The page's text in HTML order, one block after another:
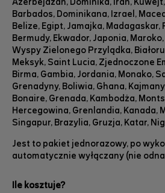
Azerbejdżan, Dominika, Iran,
Barbados, Dominikana, Izrael,
Belize, Egipt, Jamajka, Madagaskar,
Bermudy, Ekwador, Japonia,
Wyspy Zielonego Przylądka,
Meksyk, Saint Lucia, Zjednoczone
Birma, Gambia, Jordania, Monako,
Grenadyny, Boliwia, Ghana,
Bonaire, Grenada, Kambodża,
Hercegowina, Grenlandia, Kanada,
Singapur, Brazylia, Gruzja, Katar,
Jest to pakiet jednorazowy, po
automatycznie wyłączany (nie
Ile kosztuje?